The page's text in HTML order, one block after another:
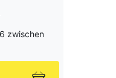
zwischen